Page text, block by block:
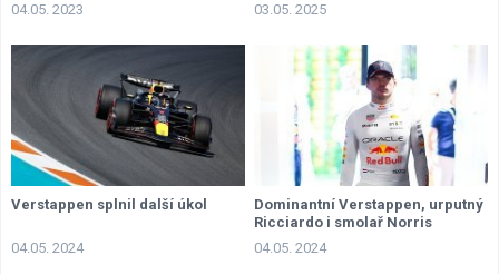
04.05. 2023
03.05. 2025
Verstappen splnil další úkol
04.05. 2024
Dominantní Verstappen, urputný
Ricciardo i smolař Norris
04.05. 2024